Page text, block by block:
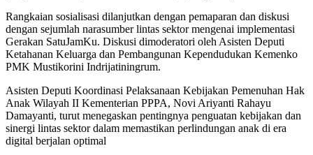
Rangkaian sosialisasi dilanjutkan dengan pemaparan dan diskusi
dengan sejumlah narasumber lintas sektor mengenai implementasi
Gerakan SatuJamKu. Diskusi dimoderatori oleh Asisten Deputi
Ketahanan Keluarga dan Pembangunan Kependudukan Kemenko
PMK Mustikorini Indrijatiningrum.
Asisten Deputi Koordinasi Pelaksanaan Kebijakan Pemenuhan Hak
Anak Wilayah II Kementerian PPPA, Novi Ariyanti Rahayu
Damayanti, turut menegaskan pentingnya penguatan kebijakan dan
sinergi lintas sektor dalam memastikan perlindungan anak di era
digital berjalan optimal